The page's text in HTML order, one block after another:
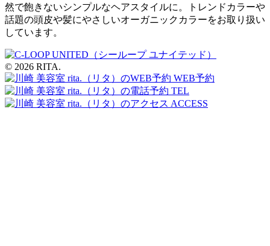
然で飽きないシンプルなヘアスタイルに。トレンドカラーや
話題の頭皮や髪にやさしいオーガニックカラーをお取り扱い
しています。
© 2026 RITA.
WEB予約
TEL
ACCESS